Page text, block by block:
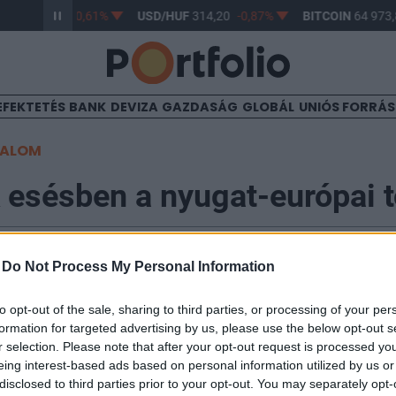
Do Not Process My Personal Information
opt-out of the sale, sharing to third parties, or processing of your
for targeted advertising by us, please use the below opt-out
selection. Please note that after your opt-out request is processed
interest-based ads based on personal information utilized by us
to third parties prior to your opt-out. You may separately
363,17 -0,61% USD/HUF314,20 -0,87% BITCOIN64
BANK DEVIZA GAZDASÁG GLOBÁL UNIÓS
a nyugat-európai
hír is érkezik, de a kereskedők
holnap megrendezésre kerülő Európai Uniós csúcs
adósságproblémáinak részbeni
az irányadó európai indexek a kereskedést